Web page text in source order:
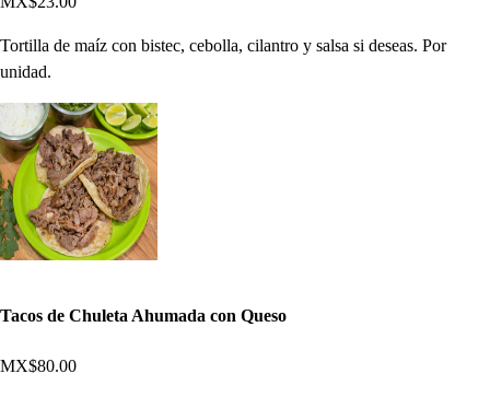
Tortilla de maíz con bistec, cebolla, cilantro y salsa si deseas. Por
unidad.
Tacos de Chuleta Ahumada con Queso
MX$80.00